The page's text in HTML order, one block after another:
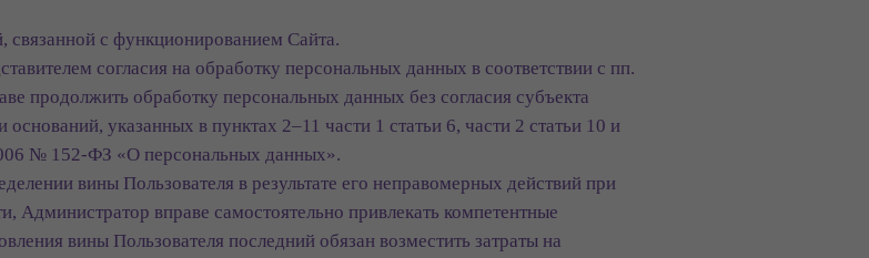
связанной с функционированием Сайта.
согласия на обработку персональных данных в соответствии с пп.
продолжить обработку персональных данных без согласия субъекта
указанных в пунктах 2–11 части 1 статьи 6, части 2 статьи 10 и
№ 152-ФЗ «О персональных данных».
вины Пользователя в результате его неправомерных действий при
Администратор вправе самостоятельно привлекать компетентные
вины Пользователя последний обязан возместить затраты на